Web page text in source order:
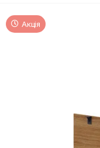
Акція